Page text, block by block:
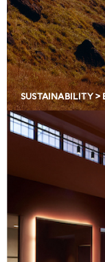
SUSTAINABILITY >